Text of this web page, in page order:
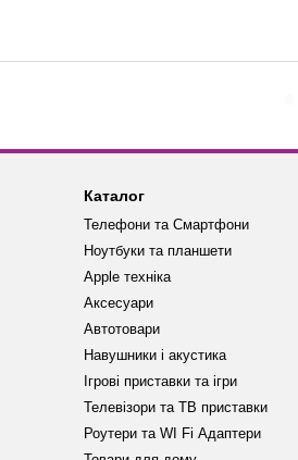
Каталог
Телефони та Смартфони
Ноутбуки та планшети
Apple техніка
Аксесуари
Автотовари
Навушники і акустика
Ігрові приставки та ігри
Телевізори та ТВ приставки
Роутери та WI Fi Адаптери